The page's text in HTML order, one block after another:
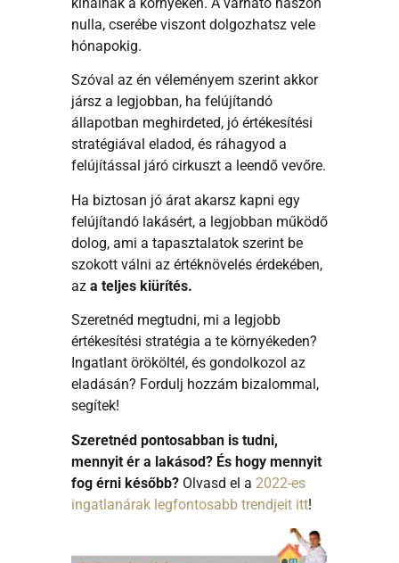
nulla, cserébe viszont dolgozhatsz vele
hónapokig.
Szóval az én véleményem szerint akkor
jársz a legjobban, ha felújítandó
állapotban meghirdeted, jó értékesítési
stratégiával eladod, és ráhagyod a
felújítással járó cirkuszt a leendő vevőre.
Ha biztosan jó árat akarsz kapni egy
felújítandó lakásért, a legjobban működő
dolog, ami a tapasztalatok szerint be
szokott válni az értéknövelés érdekében,
az a teljes kiürítés.
Szeretnéd megtudni, mi a legjobb
értékesítési stratégia a te környékeden?
Ingatlant örököltél, és gondolkozol az
eladásán? Fordulj hozzám bizalommal,
segítek!
Szeretnéd pontosabban is tudni,
mennyit ér a lakásod? És hogy mennyit
fog érni később? Olvasd el a 2022-es
ingatlanárak legfontosabb trendjeit itt!